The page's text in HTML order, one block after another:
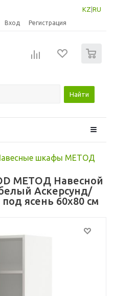
KZ RU
Вход Регистрация
Найти
шкафы МЕТОД
МЕТОД Навесной
Аскерсунд/
ясень 60x80 см